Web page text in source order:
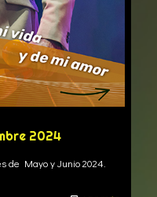
2024
de Mayo y Junio 2024.